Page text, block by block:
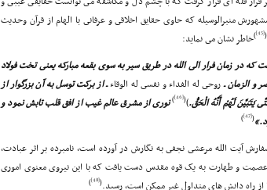
منبرالوسیله که حاوى حقایق اخلاقى و عرفانى با الهام از قرآن وحدیث
(
[45]
)خاطر نشان مى نماید:
در زمان فرار الى الله در طریق سیر به سوى بقعه مبارکه یعنى تخت فولاد
و الزمان ـروحى له الفداء و نفسى له الوقاءـ از برکت توسل به آن بزرگوار از
یَتَبَیَّنَ لَهُمْ أَنَّهُ الْحَقُّ.)
(
[46]
)نورى از مشرق عالم غیب از افق قلب تابش نمود و
(
[47]
)
آیت الله مرعشى نجفى به نگارش در آورده است، نامبرده بر اثر عبادت،
عصمت و طهارت به یک قوه مقدس دست یافت که با این نیروى معنوى امورى
از راه دانش هاى متداول غیر ممکن است، رسید.(
[48]
)